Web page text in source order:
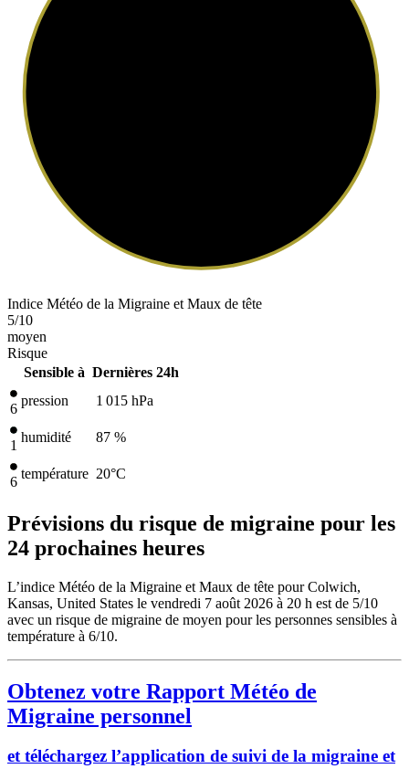
Indice Météo de la Migraine et Maux de tête
5/10
moyen
Risque
Sensible à Dernières 24h
6
pression 1 015 hPa
1
humidité 87 %
6
température 20°C
Prévisions du risque de migraine pour les
24 prochaines heures
L’indice Météo de la Migraine et Maux de tête pour Colwich,
Kansas, United States le vendredi 7 août 2026 à 20 h est de 5/10
avec un risque de migraine de moyen pour les personnes sensibles à
température à 6/10.
Obtenez votre Rapport Météo de
Migraine personnel
et téléchargez l’application de suivi de la migraine et